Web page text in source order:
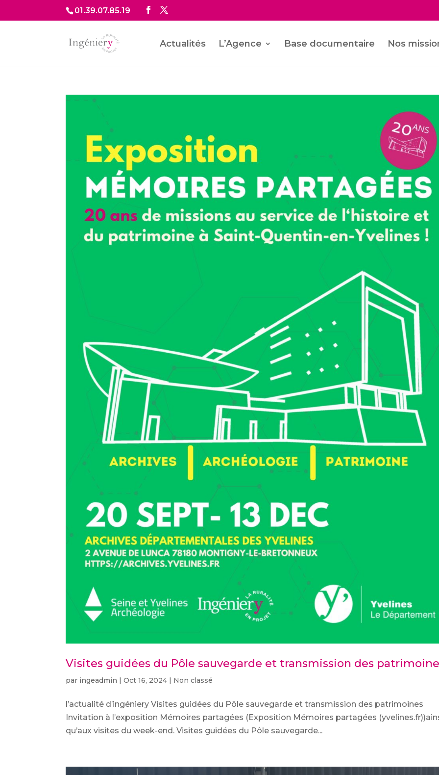
01.39.07.85.19
Actualités L’Agence Base documentaire Nos
Visites guidées du Pôle sauvegarde et transmission des
par ingeadmin |Oct 16, 2024 | Non classé
l’actualité d’ingéniery Visites guidées du Pôle sauvegarde et transmission des patrimoines
Invitation à l’exposition Mémoires partagées (Exposition Mémoires partagées
qu’aux visites du week-end. Visites guidées du Pôle sauvegarde...